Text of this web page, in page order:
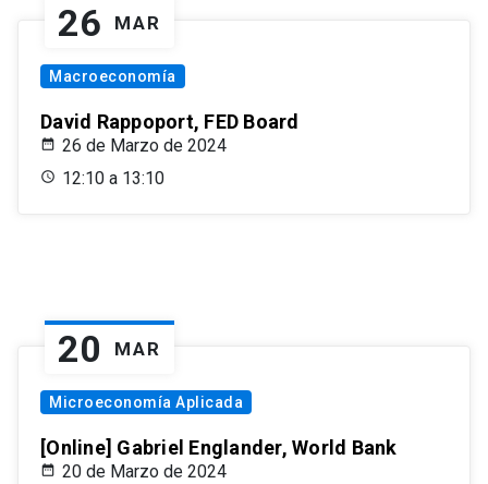
26 MAR
Macroeconomía
David Rappoport, FED Board
26 de Marzo de 2024
12:10 a 13:10
20 MAR
Microeconomía Aplicada
[Online] Gabriel Englander, World Bank
20 de Marzo de 2024